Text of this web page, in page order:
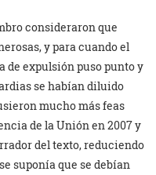
consideraron que
y para cuando el
de expulsión puso punto y
se habían diluido
mucho más feas
de la Unión en 2007 y
del texto, reduciendo
suponía que se debían